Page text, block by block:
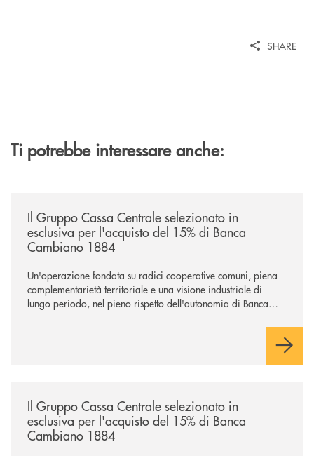
SHARE
Ti potrebbe interessare anche:
Il Gruppo Cassa Centrale selezionato in
esclusiva per l'acquisto del 15% di Banca
Cambiano 1884
Un'operazione fondata su radici cooperative comuni, piena
complementarietà territoriale e una visione industriale di
lungo periodo, nel pieno rispetto dell'autonomia di Banca
negoziazione esclusiva per la finalizzazione dell’operazione.
Il Gruppo Cassa Centrale selezionato in
esclusiva per l'acquisto del 15% di Banca
Cambiano 1884